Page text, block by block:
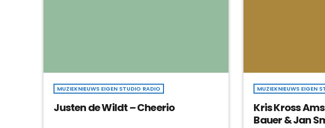
MUZIEKNIEUWS EIGEN STUDIO RADIO
Justen de Wildt – Cheerio
MUZIEKNIEUWS EIGEN
Kris Kross
Bauer & Jan